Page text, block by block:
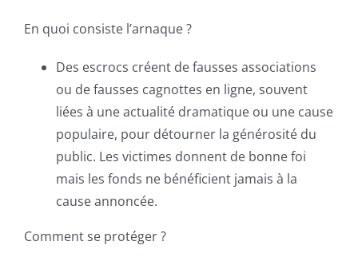
En quoi consiste l’arnaque ?
Des escrocs créent de fausses associations
ou de fausses cagnottes en ligne, souvent
liées à une actualité dramatique ou une cause
populaire, pour détourner la générosité du
public. Les victimes donnent de bonne foi
mais les fonds ne bénéficient jamais à la
cause annoncée.
Comment se protéger ?